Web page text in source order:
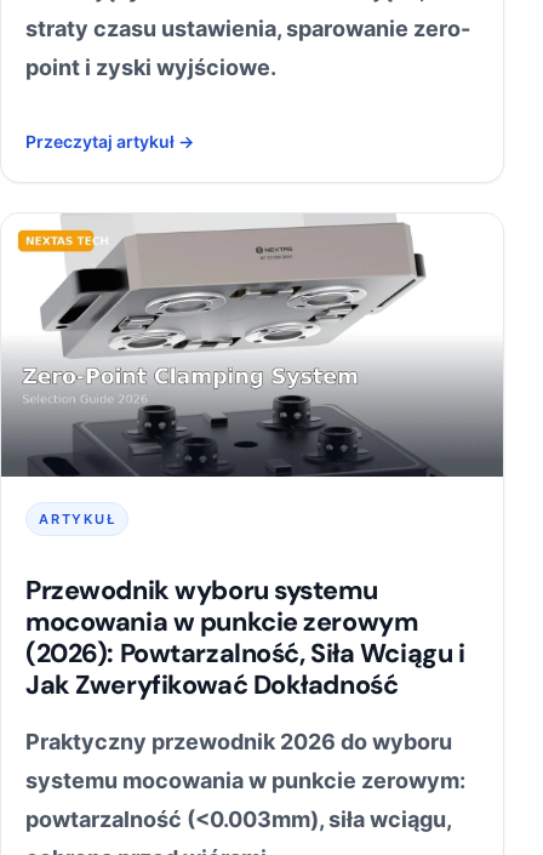
straty czasu ustawienia, sparowanie zero-
point i zyski wyjściowe.
Przeczytaj artykuł →
ARTYKUŁ
Przewodnik wyboru systemu
mocowania w punkcie zerowym
(2026): Powtarzalność, Siła Wciągu i
Jak Zweryfikować Dokładność
Praktyczny przewodnik 2026 do wyboru
systemu mocowania w punkcie zerowym:
powtarzalność (<0.003mm), siła wciągu,